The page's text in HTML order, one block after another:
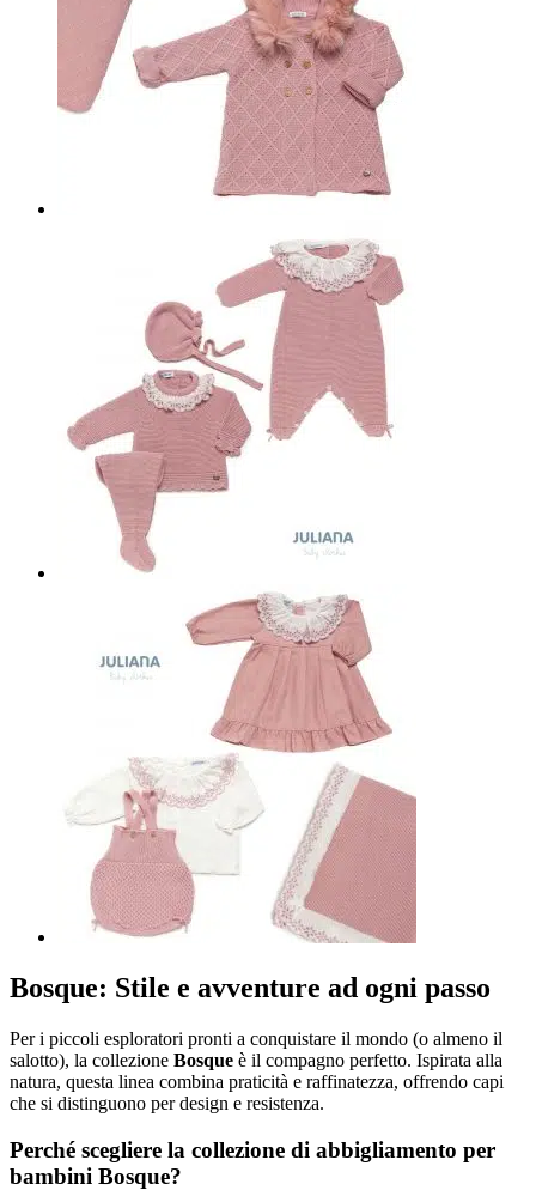
Bosque: Stile e avventure ad ogni passo
Per i piccoli esploratori pronti a conquistare il mondo (o almeno il
salotto), la collezione Bosque è il compagno perfetto. Ispirata alla
natura, questa linea combina praticità e raffinatezza, offrendo capi
che si distinguono per design e resistenza.
Perché scegliere la collezione di abbigliamento per
bambini Bosque?